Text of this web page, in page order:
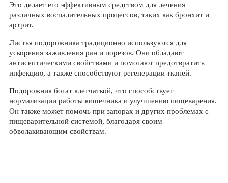
Это делает его эффективным средством для лечения
различных воспалительных процессов, таких как бронхит и
артрит.
Листья подорожника традиционно используются для
ускорения заживления ран и порезов. Они обладают
антисептическими свойствами и помогают предотвратить
инфекцию, а также способствуют регенерации тканей.
Подорожник богат клетчаткой, что способствует
нормализации работы кишечника и улучшению пищеварения.
Он также может помочь при запорах и других проблемах с
пищеварительной системой, благодаря своим
обволакивающим свойствам.